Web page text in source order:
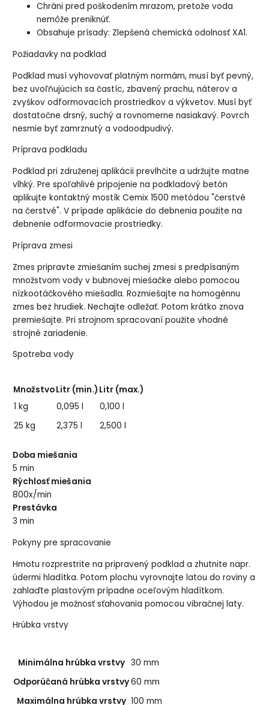
Chráni pred poškodením mrazom, pretože voda
nemôže preniknúť.
Obsahuje prísady: Zlepšená chemická odolnosť XA1.
Požiadavky na podklad
Podklad musí vyhovovať platným normám, musí byť pevný,
bez uvoľňujúcich sa častíc, zbavený prachu, náterov a
zvyškov odformovacích prostriedkov a výkvetov. Musí byť
dostatočne drsný, suchý a rovnomerne nasiakavý. Povrch
nesmie byť zamrznutý a vodoodpudivý.
Príprava podkladu
Podklad pri združenej aplikácii prevlhčite a udržujte matne
vlhký. Pre spoľahlivé pripojenie na podkladový betón
aplikujte kontaktný mostík Cemix 1500 metódou "čerstvé
na čerstvé". V prípade aplikácie do debnenia použite na
debnenie odformovacie prostriedky.
Príprava zmesi
Zmes pripravte zmiešaním suchej zmesi s predpísaným
množstvom vody v bubnovej miešačke alebo pomocou
nízkootáčkového miešadla. Rozmiešajte na homogénnu
zmes bez hrudiek. Nechajte odležať. Potom krátko znova
premiešajte. Pri strojnom spracovaní použite vhodné
strojné zariadenie.
Spotreba vody
MnožstvoLitr (min.) Litr (max.)
1 kg
0,095 l
0,100 l
25 kg
2,375 l 2,500 l
Doba miešania
5 min
Rýchlosť miešania
800x/min
Prestávka
3 min
Pokyny pre spracovanie
Hmotu rozprestrite na pripravený podklad a zhutnite napr.
údermi hladítka. Potom plochu vyrovnajte latou do roviny a
zahlaďte plastovým prípadne oceľovým hladítkom.
Výhodou je možnosť sťahovania pomocou vibračnej laty.
Hrúbka vrstvy
Minimálna hrúbka vrstvy 30 mm
Odporúčaná hrúbka vrstvy60 mm
Maximálna hrúbka vrstvy 100 mm